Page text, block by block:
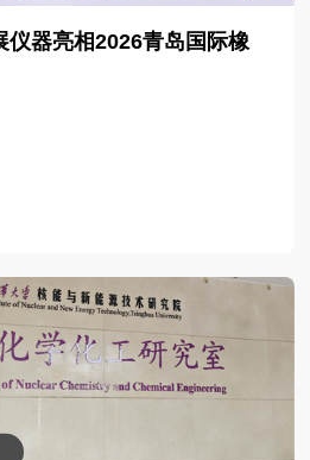
仪器亮相2026青岛国际橡